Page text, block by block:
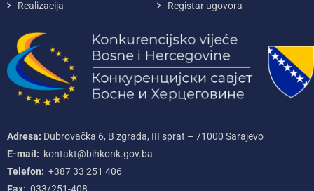
Realizacija Registar ugovora
Adresa: Dubrovačka 6, B zgrada, III sprat – 71000‌ Sarajevo
E-mail: kontakt@bihkonk.gov.ba
Telefon: +387‌ 33‌ 251‌ 406